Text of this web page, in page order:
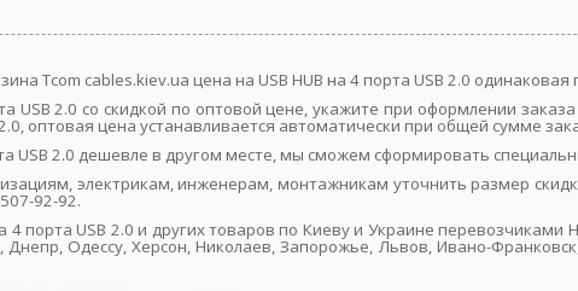
Tcom cables.kiev.ua цена на USB HUB на 4 порта USB 2.0
USB 2.0 со скидкой по оптовой цене, укажите при оформлении
оптовая цена устанавливается автоматически при общей сумме
USB 2.0 дешевле в другом месте, мы сможем сформировать
электрикам, инженерам, монтажникам уточнить размер
92-92.
4 порта USB 2.0 и других товаров по Киеву и Украине
Одессу, Херсон, Николаев, Запорожье, Львов, Ивано-